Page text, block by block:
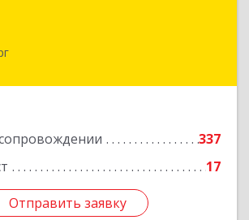
337
17
Отправить заявку
Петербург г, Правды ул, дом №
Отправить заявку